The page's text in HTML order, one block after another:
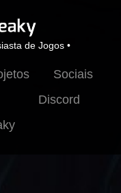
de Jogos •
Sociais
Discord